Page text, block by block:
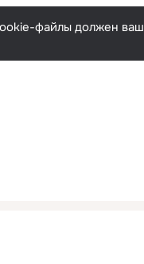
файлы должен ваш